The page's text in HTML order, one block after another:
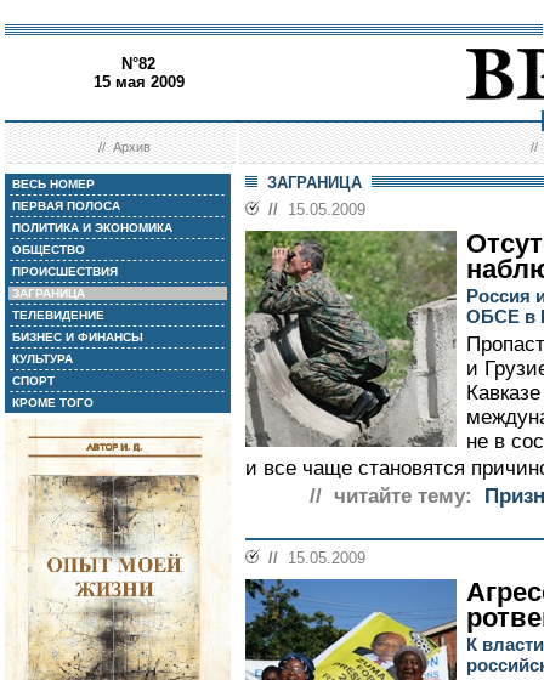
N°82
15 мая 2009
//Архив //
ВЕСЬ НОМЕР
ПЕРВАЯ ПОЛОСА
ПОЛИТИКА И ЭКОНОМИКА
ОБЩЕСТВО
ПРОИСШЕСТВИЯ
ЗАГРАНИЦА
ТЕЛЕВИДЕНИЕ
БИЗНЕС И ФИНАНСЫ
КУЛЬТУРА
СПОРТ
КРОМЕ ТОГО
ЗАГРАНИЦА
// 15.05.2009
Россия
ОБСЕ в
и
не в
и все чаще становятся
// читайте тему:
// 15.05.2009
К